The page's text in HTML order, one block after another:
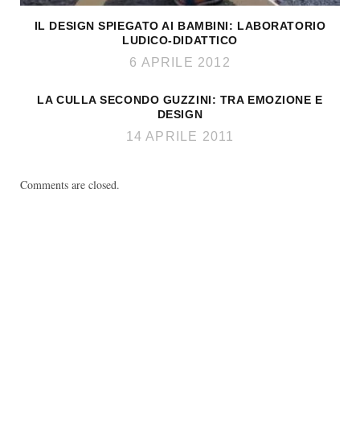
IL DESIGN SPIEGATO AI BAMBINI: LABORATORIO
LUDICO-DIDATTICO
6 APRILE 2012
LA CULLA SECONDO GUZZINI: TRA EMOZIONE E
DESIGN
14 APRILE 2011
Comments are closed.